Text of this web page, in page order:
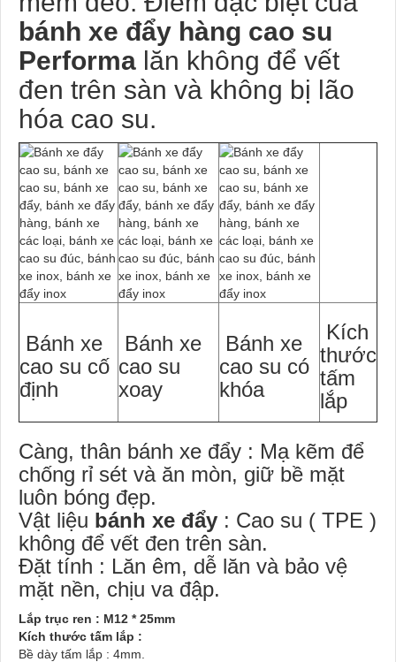
bánh xe đẩy hàng cao su
Performa lăn không để vết
đen trên sàn và không bị lão
hóa cao su.
Bánh xe
cao su cố
định
Bánh xe
cao su
xoay
Bánh xe
cao su có
khóa
Kích
thước
tấm
lắp
Càng, thân bánh xe đẩy : Mạ kẽm để
chống rỉ sét và ăn mòn, giữ bề mặt
luôn bóng đẹp.
Vật liệu bánh xe đẩy : Cao su ( TPE )
không để vết đen trên sàn.
Đặt tính : Lăn êm, dễ lăn và bảo vệ
mặt nền, chịu va đập.
Lắp trục ren : M12 * 25mm
Kích thước tấm lắp :
Bề dày tấm lắp : 4mm.